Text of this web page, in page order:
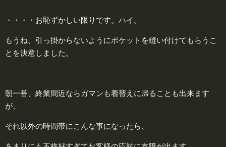
・・・・お恥ずかしい限りです。ハイ。
もうね、引っ掛からないようにポケットを縫い付けてもらうこ
とを決意しました。
朝一番、終業間近ならガマンも着替えに帰ることも出来ます
が、
それ以外の時間帯にこんな事になったら、